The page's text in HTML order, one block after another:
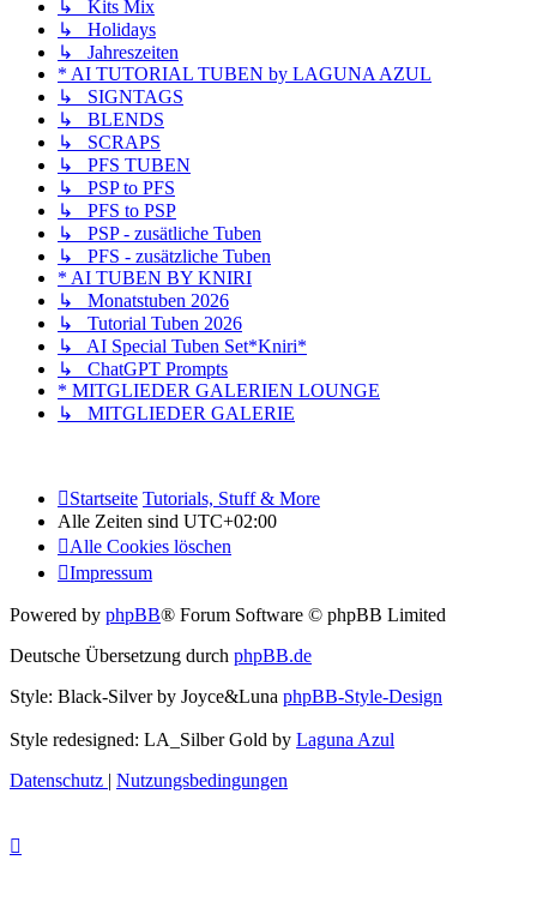
↳ Kits Mix
↳ Holidays
↳ Jahreszeiten
* AI TUTORIAL TUBEN by LAGUNA AZUL
↳ SIGNTAGS
↳ BLENDS
↳ SCRAPS
↳ PFS TUBEN
↳ PSP to PFS
↳ PFS to PSP
↳ PSP - zusätliche Tuben
↳ PFS - zusätzliche Tuben
* AI TUBEN BY KNIRI
↳ Monatstuben 2026
↳ Tutorial Tuben 2026
↳ AI Special Tuben Set*Kniri*
↳ ChatGPT Prompts
* MITGLIEDER GALERIEN LOUNGE
↳ MITGLIEDER GALERIE
Startseite Tutorials, Stuff & More
Alle Zeiten sind UTC+02:00
Alle Cookies löschen
Impressum
Powered by phpBB® Forum Software © phpBB Limited
Deutsche Übersetzung durch phpBB.de
Style: Black-Silver by Joyce&Luna phpBB-Style-Design
Style redesigned: LA_Silber Gold by Laguna Azul
Datenschutz | Nutzungsbedingungen